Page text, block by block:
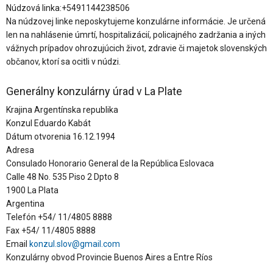
Núdzová linka:+5491144238506
Na núdzovej linke neposkytujeme konzulárne informácie. Je určená
len na nahlásenie úmrtí, hospitalizácií, policajného zadržania a iných
vážnych prípadov ohrozujúcich život, zdravie či majetok slovenských
občanov, ktorí sa ocitli v núdzi.
Generálny konzulárny úrad v La Plate
Krajina Argentínska republika
Konzul Eduardo Kabát
Dátum otvorenia 16.12.1994
Adresa
Consulado Honorario General de la República Eslovaca
Calle 48 No. 535 Piso 2 Dpto 8
1900 La Plata
Argentina
Telefón +54/ 11/4805 8888
Fax +54/ 11/4805 8888
Email konzul.slov@gmail.com
Konzulárny obvod Provincie Buenos Aires a Entre Ríos